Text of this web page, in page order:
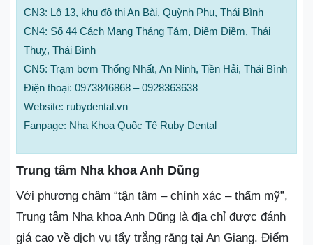
CN3: Lô 13, khu đô thị An Bài, Quỳnh Phụ, Thái Bình
CN4: Số 44 Cách Mạng Tháng Tám, Diêm Điềm, Thái
Thuỵ, Thái Bình
CN5: Trạm bơm Thống Nhất, An Ninh, Tiền Hải, Thái Bình
Điện thoại: 0973846868 – 0928363638
Website: rubydental.vn
Fanpage: Nha Khoa Quốc Tế Ruby Dental
Trung tâm Nha khoa Anh Dũng
Với phương châm “tận tâm – chính xác – thẩm mỹ”,
Trung tâm Nha khoa Anh Dũng là địa chỉ được đánh
giá cao về dịch vụ tẩy trắng răng tại An Giang. Điểm